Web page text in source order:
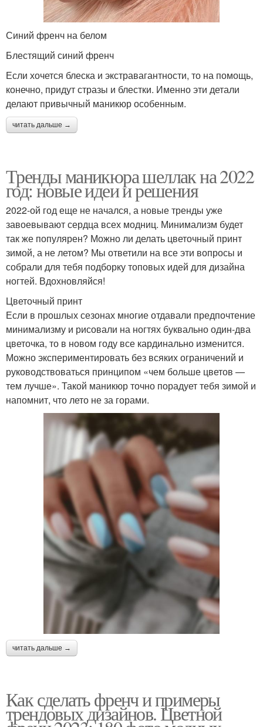
Синий френч на белом
Блестящий синий френч
Если хочется блеска и экстравагантности, то на помощь,
конечно, придут стразы и блестки. Именно эти детали
делают привычный маникюр особенным.
читать дальше →
Тренды маникюра шеллак на 2022
год: новые идеи и решения
2022-ой год еще не начался, а новые тренды уже
завоевывают сердца всех модниц. Минимализм будет
так же популярен? Можно ли делать цветочный принт
зимой, а не летом? Мы ответили на все эти вопросы и
собрали для тебя подборку топовых идей для дизайна
ногтей. Вдохновляйся!
Цветочный принт
Если в прошлых сезонах многие отдавали предпочтение
минимализму и рисовали на ногтях буквально один-два
цветочка, то в новом году все кардинально изменится.
Можно экспериментировать без всяких ограничений и
руководствоваться принципом «чем больше цветов —
тем лучше». Такой маникюр точно порадует тебя зимой и
напомнит, что лето не за горами.
читать дальше →
Как сделать френч и примеры
трендовых дизайнов. Цветной